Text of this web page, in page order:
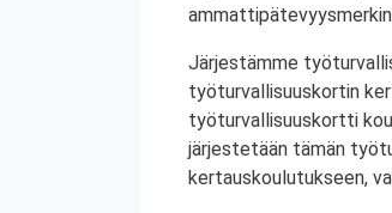
Järjestämme
työturvallisuuskortin
työturvallisuuskortti
järjestetään tämän
kertauskoulutukseen,